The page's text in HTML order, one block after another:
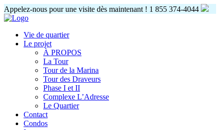
Appelez-nous pour une visite dès maintenant ! 1 855 374-4044
Vie de quartier
Le projet
À PROPOS
La Tour
Tour de la Marina
Tour des Draveurs
Phase I et II
Complexe L’Adresse
Le Quartier
Contact
Condos